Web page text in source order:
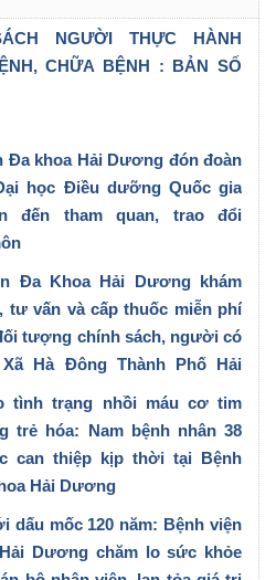
NGƯỜI THỰC HÀNH
CHỮA BỆNH : BẢN SỐ
Đa khoa Hải Dương đón đoàn
học Điều dưỡng Quốc gia
đến tham quan, trao đổi
Đa Khoa Hải Dương khám
tư vấn và cấp thuốc miễn phí
tượng chính sách, người có
Hà Đông Thành Phố Hải
tình trạng nhồi máu cơ tim
trẻ hóa: Nam bệnh nhân 38
can thiệp kịp thời tại Bệnh
Hải Dương
dấu mốc 120 năm: Bệnh viện
Dương chăm lo sức khỏe